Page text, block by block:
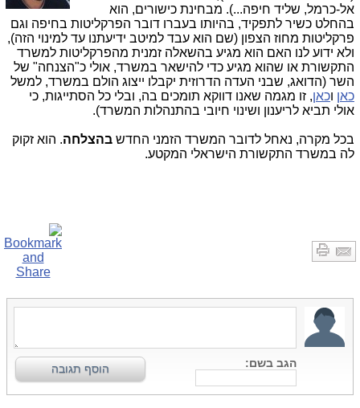
אל-כרמל, שליד חיפה...). מבחינת כישורים, הוא
בהחלט כשיר לתפקיד, בהיותו בעברו דובר הפרקליטות בחיפה וגם
פרקליטות מחוז הצפון (שם הוא עבד למיטב ידיעתנו עד למינוי הזה),
ולא ידוע לנו האם הוא מגיע בהשאלה זמנית מהפרקליטות למשרד
התקשורת או שהוא מגיע כדי להישאר במשרד, אולי כ"הצנחה" של
השר (הדואג, שבני העדה הדרוזית יקבלו ייצוג הולם במשרד, למשל
כאן וכאן, זו מגמה שאנו דווקא תומכים בה, ובלי כל הסתייגות, כי
אולי תביא לריענון ושינוי חיובי בהתנהלות המשרד).
בכל מקרה, נאחל לדובר המשרד הזמני החדש בהצלחה. הוא זקוק
לה במשרד התקשורת הישראלי המקטע.